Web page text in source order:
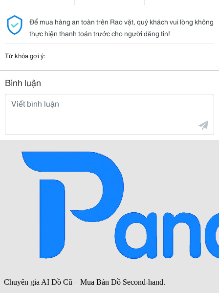
Để mua hàng an toàn trên Rao vặt, quý khách vui lòng không
thực hiện thanh toán trước cho người đăng tin!
Từ khóa gợi ý:
Bình luận